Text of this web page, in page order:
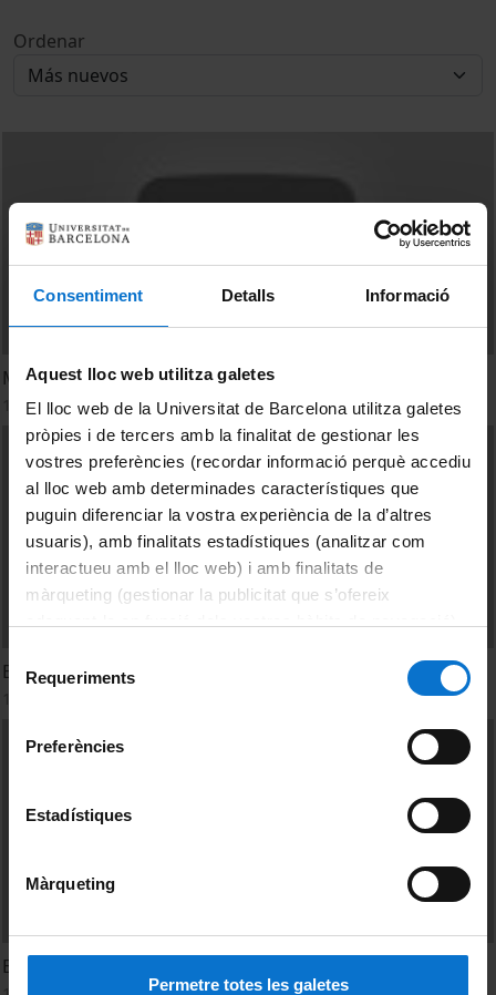
Consentiment Detalls Informació
Aquest lloc web utilitza galetes
El lloc web de la Universitat de Barcelona utilitza galetes
pròpies i de tercers amb la finalitat de gestionar les
vostres preferències (recordar informació perquè accediu
al lloc web amb determinades característiques que
puguin diferenciar la vostra experiència de la d’altres
usuaris), amb finalitats estadístiques (analitzar com
interactueu amb el lloc web) i amb finalitats de
màrqueting (gestionar la publicitat que s’ofereix
consultar laPolítica de galetes del lloc web de la
de Requeriments
Preferències
Estadístiques
Màrqueting
Permetre totes les galetes
Ordenar
Modelos de negocio digital
1 Diciembre, 2011
Experiencias de comercialización y redes sociales
Eclosión de la emprendeduría cultural